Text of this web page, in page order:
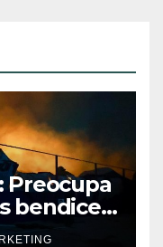
Preocupa
bendicen